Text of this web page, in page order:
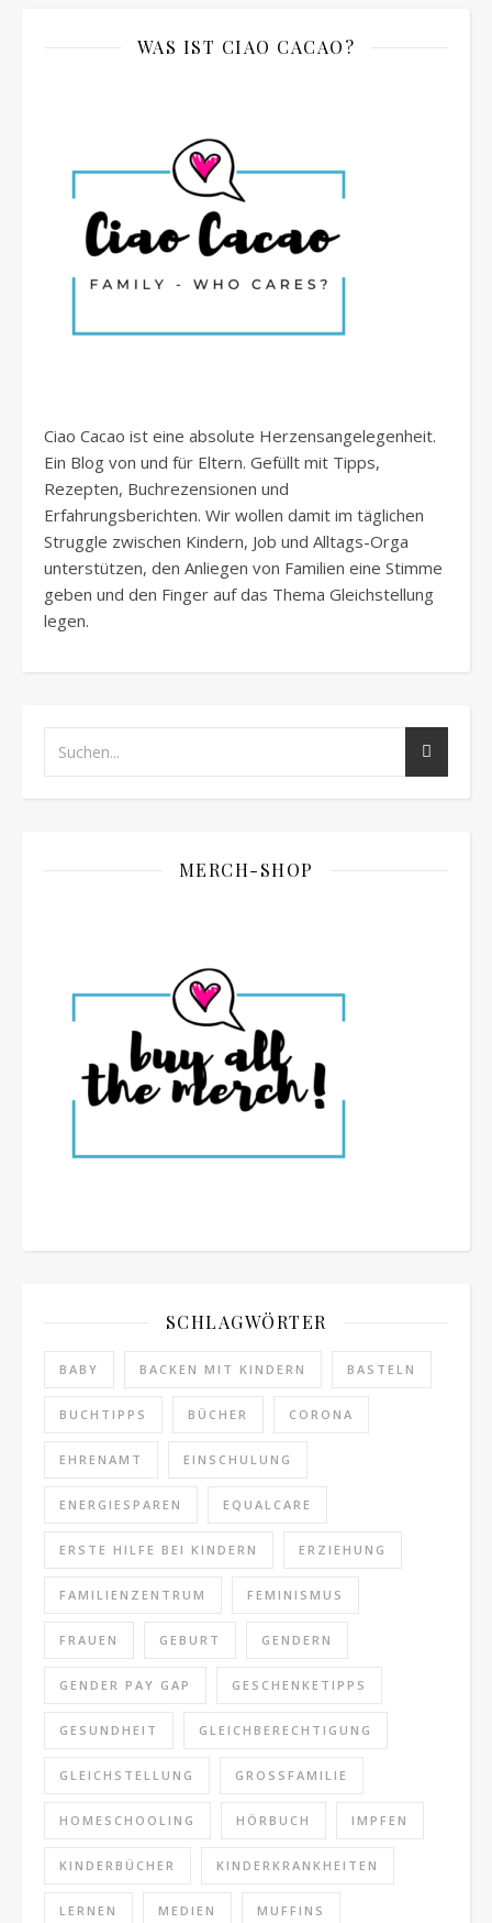
WAS IST CIAO CACAO?
Ciao Cacao ist eine absolute Herzensangelegenheit.
Ein Blog von und für Eltern. Gefüllt mit Tipps,
Rezepten, Buchrezensionen und
Erfahrungsberichten. Wir wollen damit im täglichen
Struggle zwischen Kindern, Job und Alltags-Orga
unterstützen, den Anliegen von Familien eine Stimme
geben und den Finger auf das Thema Gleichstellung
legen.
MERCH-SHOP
SCHLAGWÖRTER
BABY BACKEN MIT KINDERN BASTELN
BUCHTIPPS BÜCHER CORONA
EHRENAMT EINSCHULUNG
ENERGIESPAREN EQUALCARE
ERSTE HILFE BEI KINDERN ERZIEHUNG
FAMILIENZENTRUM FEMINISMUS
FRAUEN GEBURT GENDERN
GENDER PAY GAP GESCHENKETIPPS
GESUNDHEIT GLEICHBERECHTIGUNG
GLEICHSTELLUNG GROSSFAMILIE
HOMESCHOOLING HÖRBUCH IMPFEN
KINDERBÜCHER KINDERKRANKHEITEN
LERNEN MEDIEN MUFFINS